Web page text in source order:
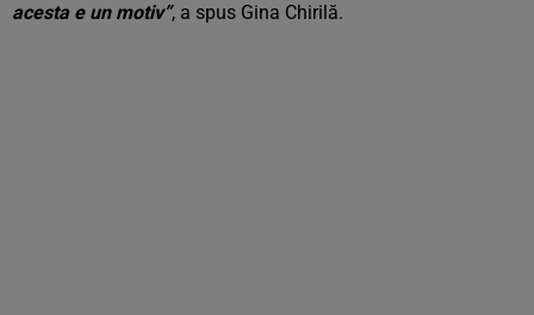
acesta e un motiv”, a spus Gina Chirilă.